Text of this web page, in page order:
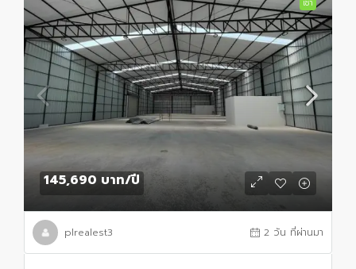
เช่า
145,690 บาท/ปี
plrealest3 2 วัน ที่ผ่านมา